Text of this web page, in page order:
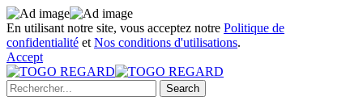
En utilisant notre site, vous acceptez notre Politique de
confidentialité et Nos conditions d'utilisations.
Accept